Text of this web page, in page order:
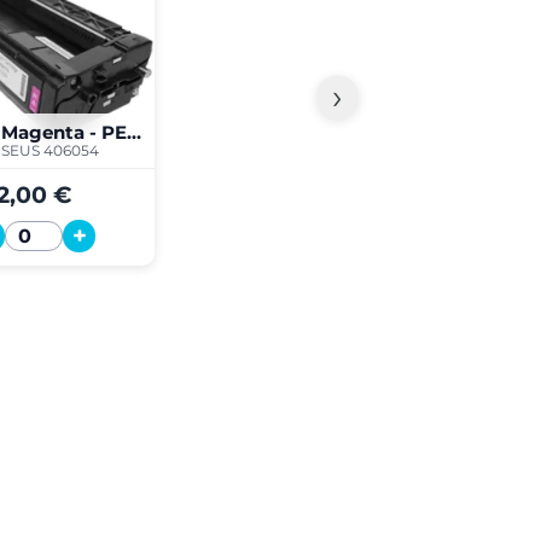
SPC220 Magenta - PERSEUS
406054
€
Quantité
+
›